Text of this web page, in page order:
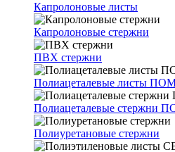
Капролоновые листы
Капролоновые стержни
ПВХ стержни
Полиацеталевые листы
Полиацеталевые стержни
Полиуретановые стержни